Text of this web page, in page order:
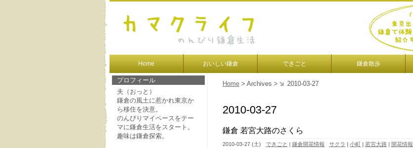
Home おいしい鎌倉 できごと 鎌倉散歩
Home > Archives > 2010-03-27
2010-03-27
鎌倉 若宮大路のさくら
2010-03-27 (土) できごと 鎌倉開花情報 サクラ |小町 |若宮大路 開花情報
プロフィール
夫（おっと）
鎌倉の風土に惹かれ東京か
ら移住を決意。
のんびりマイペースをテー
マに鎌倉生活をスタート。
趣味は鎌倉探索。